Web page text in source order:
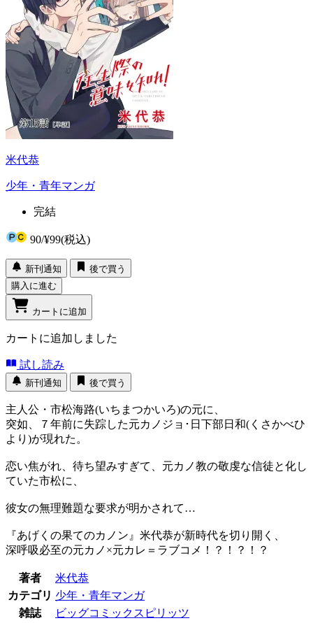
米代恭
少年・青年マンガ
完結
90/¥99(税込)
新刊通知
後で買う
購入に進む
カートに追加
カートに追加しました
試し読み
新刊通知 後で買う
主人公・市松海路(いちまつかいろ)の元に、
突如、７年前に失踪した元カノジョ･日下部日和(くさかべひ
より)が現れた。
恋い焦がれ、待ち望みすぎて、元カノ教の敬虔な信徒と化し
ていた市松に、
彼女の無理難題な要求が明かされて…
『あげくの果てのカノン』米代恭が新時代を切り開く、
深呼吸必至の元カノ×元カレ＝ラブコメ！？！？！？
著者
米代恭
カテゴリ 少年・青年マンガ
雑誌
ビッグコミックスピリッツ